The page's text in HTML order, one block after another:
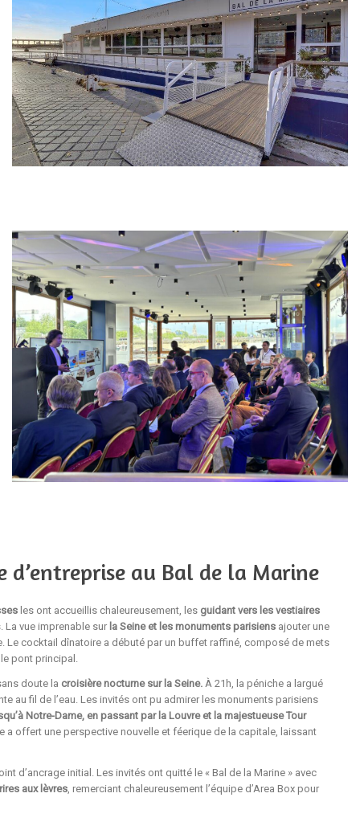
d’entreprise au Bal de la Marine
les ont accueillis chaleureusement, les guidant vers les vestiaires
vue imprenable sur la Seine et les monuments parisiens ajouter une
Le cocktail dînatoire a débuté par un buffet raffiné, composé de mets
pont principal.
doute la croisière nocturne sur la Seine. À 21h, la péniche a largué
au fil de l’eau. Les invités ont pu admirer les monuments parisiens
Notre-Dame, en passant par la Louvre et la majestueuse Tour
a offert une perspective nouvelle et féerique de la capitale, laissant
d’ancrage initial. Les invités ont quitté le « Bal de la Marine » avec
aux lèvres, remerciant chaleureusement l’équipe d’Area Box pour